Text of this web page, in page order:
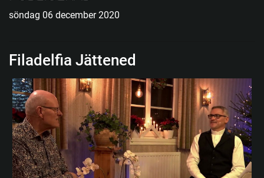
söndag 06 december 2020
Filadelfia Jättened